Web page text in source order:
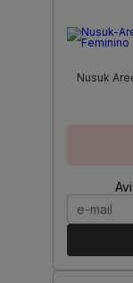
Nusuk